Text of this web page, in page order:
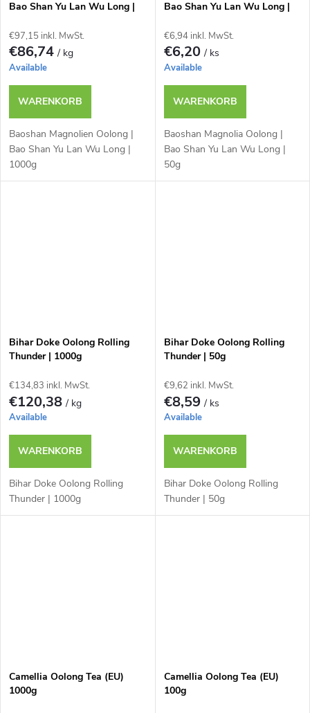
Bao Shan Yu Lan Wu Long |
€97,15 inkl. MwSt.
€86,74/ kg
Available
WARENKORB
Baoshan Magnolien Oolong |
Bao Shan Yu Lan Wu Long |
1000g
Bao Shan Yu Lan Wu Long |
€6,94 inkl. MwSt.
€6,20/ ks
Available
WARENKORB
Baoshan Magnolia Oolong |
Bao Shan Yu Lan Wu Long |
50g
Bihar Doke Oolong Rolling
Thunder | 1000g
€134,83 inkl. MwSt.
€120,38/ kg
Available
WARENKORB
Bihar Doke Oolong Rolling
Thunder | 1000g
Bihar Doke Oolong Rolling
Thunder | 50g
€9,62 inkl. MwSt.
€8,59/ ks
Available
WARENKORB
Bihar Doke Oolong Rolling
Thunder | 50g
Camellia Oolong Tea (EU)
1000g
Camellia Oolong Tea (EU)
100g